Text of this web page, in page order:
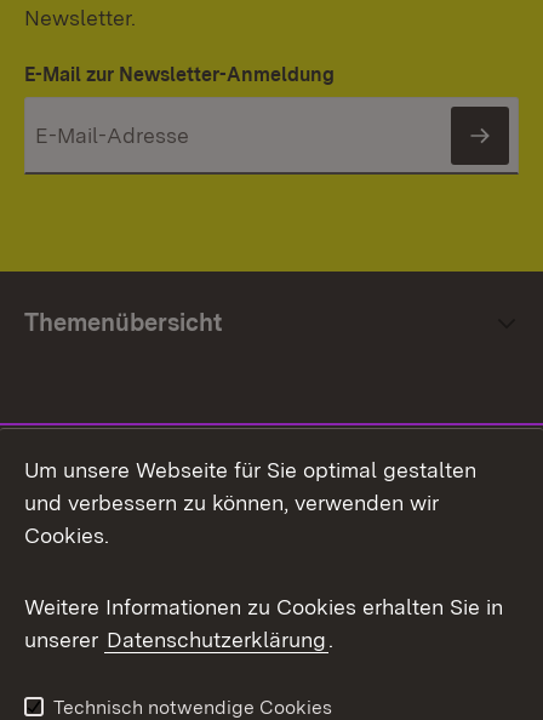
Newsletter.
E-Mail zur Newsletter-Anmeldung
Themenübersicht
Facebook
X / Twitter
Youtube
Um unsere Webseite für Sie optimal gestalten
und verbessern zu können, verwenden wir
Cookies.
Weitere Informationen zu Cookies erhalten Sie in
unserer Datenschutzerklärung.
Technisch notwendige Cookies